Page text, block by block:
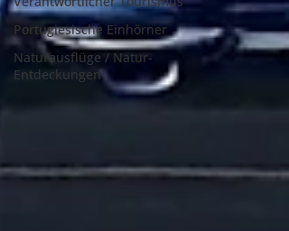
Portugiesische Einhörner
Naturausflüge / Natur-
Entdeckungen